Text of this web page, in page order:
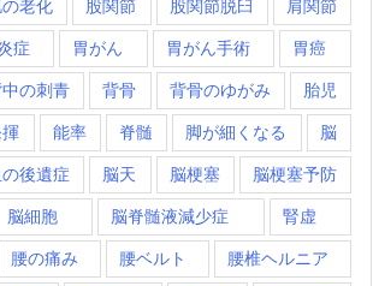
の老化 股関節 股関節脱臼 肩関節
症 胃がん 胃がん手術 胃癌
の刺青 背骨 背骨のゆがみ 胎児
能率 脊髄 脚が細くなる 脳
後遺症 脳天 脳梗塞 脳梗塞予防
脳細胞 脳脊髄液減少症 腎虚
腰の痛み 腰ベルト 腰椎ヘルニア